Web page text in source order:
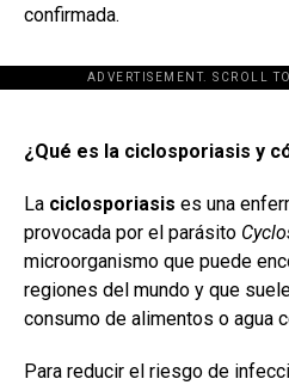
confirmada.
ADVERTISEMENT. SCROLL
[adsforwp
¿Qué es la ciclosporiasis y
La ciclosporiasis es una
provocada por el parásito
microorganismo que puede
regiones del mundo y que
consumo de alimentos o agua
Para reducir el riesgo de